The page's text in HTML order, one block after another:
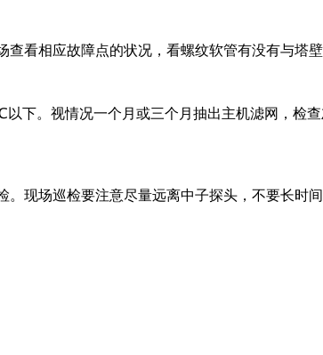
看相应故障点的状况，看螺纹软管有没有与塔
下。视情况一个月或三个月抽出主机滤网，检
现场巡检要注意尽量远离中子探头，不要长时间